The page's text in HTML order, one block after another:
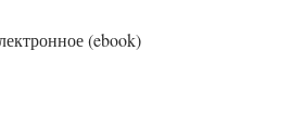
(ebook)